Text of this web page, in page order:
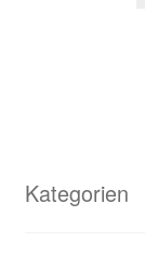
Kategorien